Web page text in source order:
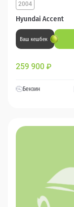
Hyundai Accent
2004
Ваш кешбек
259 900 ₽
Бензин